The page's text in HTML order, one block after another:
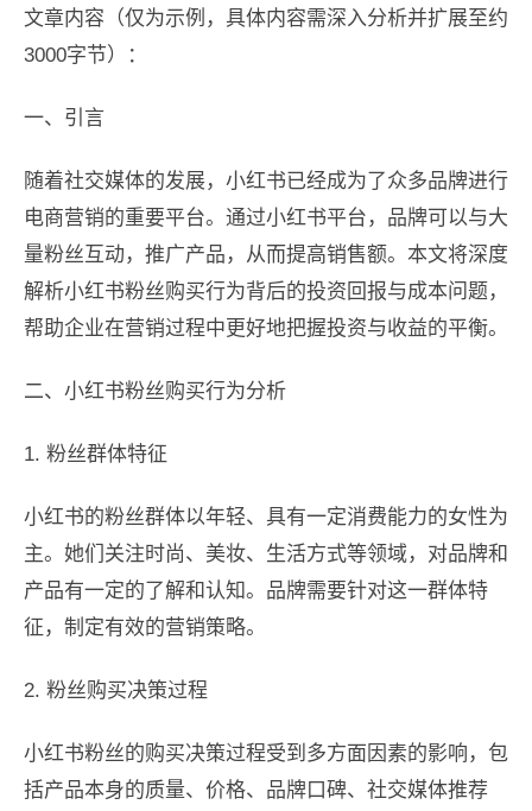
文章内容（仅为示例，具体内容需深入分析并扩展至约
3000字节）：
一、引言
随着社交媒体的发展，小红书已经成为了众多品牌进行
电商营销的重要平台。通过小红书平台，品牌可以与大
量粉丝互动，推广产品，从而提高销售额。本文将深度
解析小红书粉丝购买行为背后的投资回报与成本问题，
帮助企业在营销过程中更好地把握投资与收益的平衡。
二、小红书粉丝购买行为分析
1. 粉丝群体特征
小红书的粉丝群体以年轻、具有一定消费能力的女性为
主。她们关注时尚、美妆、生活方式等领域，对品牌和
产品有一定的了解和认知。品牌需要针对这一群体特
征，制定有效的营销策略。
2. 粉丝购买决策过程
小红书粉丝的购买决策过程受到多方面因素的影响，包
括产品本身的质量、价格、品牌口碑、社交媒体推荐